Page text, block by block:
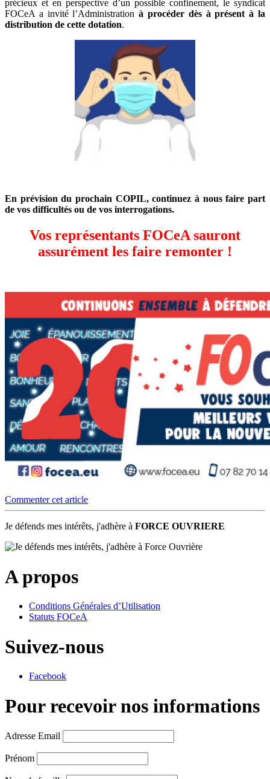
précieux et en perspective d’un possible confinement, le syndicat
FOCeA a invité l’Administrationà procéder dès à présent à la
distribution de cette dotation.
En prévision du prochain COPIL, continuez à nous faire part
de vos difficultés ou de vos interrogations.
Vos représentants FOCeA sauront
assurément les faire remonter !
Commenter cet article
Je défends mes intérêts, j'adhère à FORCE OUVRIERE
A propos
Conditions Générales d’Utilisation
Statuts FOCeA
Suivez-nous
Facebook
Pour recevoir nos informations
Adresse Email
Prénom